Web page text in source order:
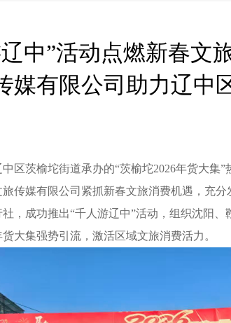
中”活动点燃新春文
媒有限公司助力辽中
区茨榆坨街道承办的“茨榆坨2026年货大集
传媒有限公司紧抓新春文旅消费机遇，充
，成功推出“千人游辽中”活动，组织沈阳
大集强势引流，激活区域文旅消费活力。